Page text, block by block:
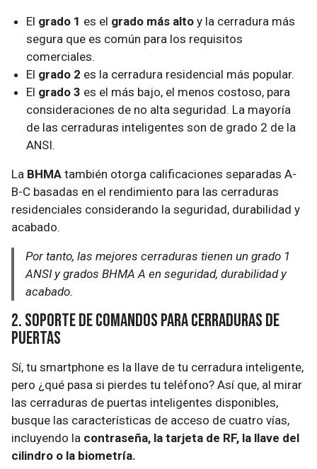
El grado 1 es el grado más alto y la cerradura más
segura que es común para los requisitos
comerciales.
El grado 2 es la cerradura residencial más popular.
El grado 3 es el más bajo, el menos costoso, para
consideraciones de no alta seguridad. La mayoría
de las cerraduras inteligentes son de grado 2 de la
ANSI.
La BHMA también otorga calificaciones separadas A-
B-C basadas en el rendimiento para las cerraduras
residenciales considerando la seguridad, durabilidad y
acabado.
Por tanto, las mejores cerraduras tienen un grado 1
ANSI y grados BHMA A en seguridad, durabilidad y
acabado.
2. Soporte de comandos para cerraduras de
puertas
Sí, tu smartphone es la llave de tu cerradura inteligente,
pero ¿qué pasa si pierdes tu teléfono? Así que, al mirar
las cerraduras de puertas inteligentes disponibles,
busque las características de acceso de cuatro vías,
incluyendo la contraseña, la tarjeta de RF, la llave del
cilindro o la biometría.